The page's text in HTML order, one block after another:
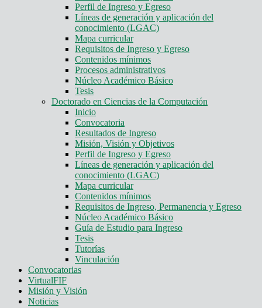
Perfil de Ingreso y Egreso
Líneas de generación y aplicación del
conocimiento (LGAC)
Mapa curricular
Requisitos de Ingreso y Egreso
Contenidos mínimos
Procesos administrativos
Núcleo Académico Básico
Tesis
Doctorado en Ciencias de la Computación
Inicio
Convocatoria
Resultados de Ingreso
Misión, Visión y Objetivos
Perfil de Ingreso y Egreso
Líneas de generación y aplicación del
conocimiento (LGAC)
Mapa curricular
Contenidos mínimos
Requisitos de Ingreso, Permanencia y Egreso
Núcleo Académico Básico
Guía de Estudio para Ingreso
Tesis
Tutorías
Vinculación
Convocatorias
VirtualFIF
Misión y Visión
Noticias